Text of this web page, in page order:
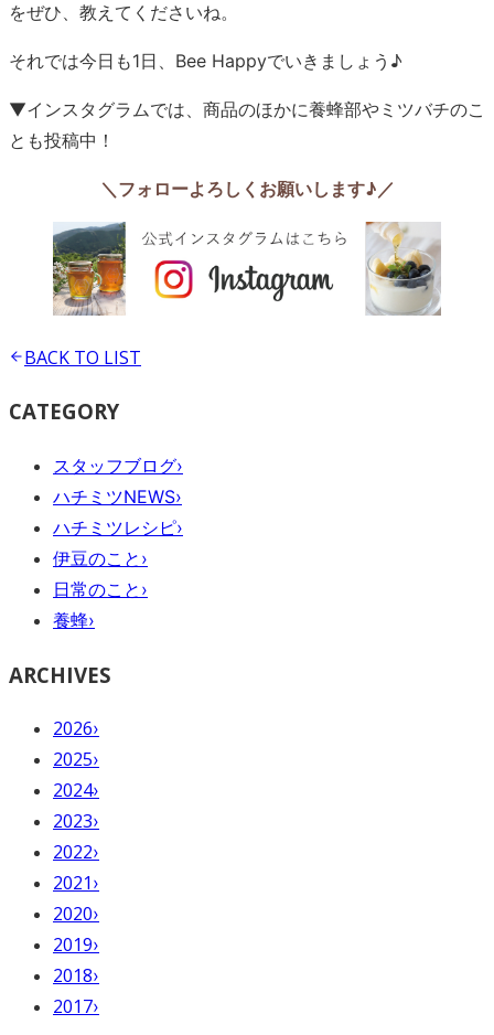
をぜひ、教えてくださいね。
それでは今日も1日、Bee Happyでいきましょう♪
▼インスタグラムでは、商品のほかに養蜂部やミツバチのこ
とも投稿中！
＼フォローよろしくお願いします♪／
BACK TO LIST
CATEGORY
スタッフブログ›
ハチミツNEWS›
ハチミツレシピ›
伊豆のこと ›
日常のこと ›
養蜂›
ARCHIVES
2026›
2025›
2024›
2023›
2022›
2021 ›
2020›
2019›
2018›
2017›